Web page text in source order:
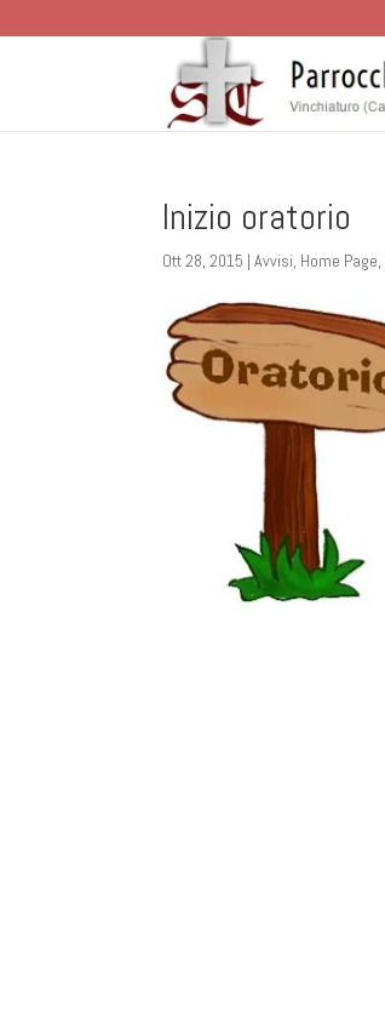
Inizio oratorio
Ott 28, 2015 |Avvisi, Home Page,